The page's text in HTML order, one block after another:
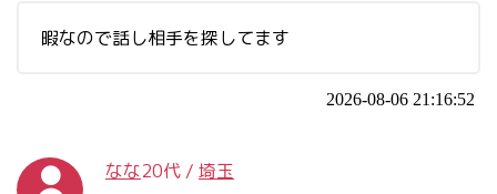
暇なので話し相手を探してます
2026-08-06 21:16:52
なな20代 / 埼玉